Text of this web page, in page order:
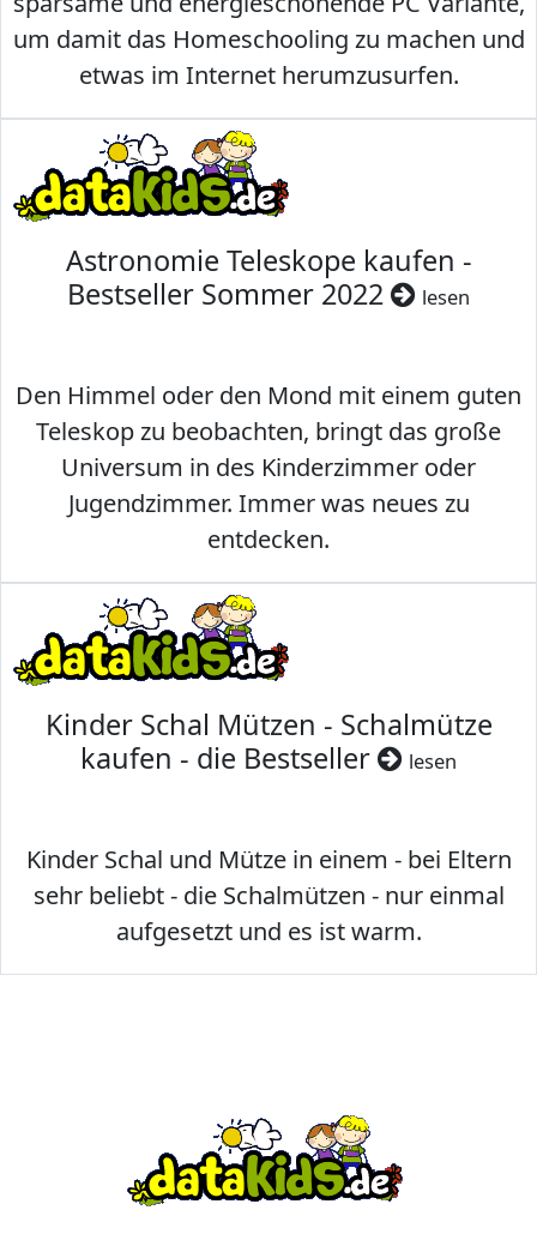
um damit das Homeschooling zu machen und
etwas im Internet herumzusurfen.
Astronomie Teleskope kaufen -
Bestseller Sommer 2022
lesen
Den Himmel oder den Mond mit einem guten
Teleskop zu beobachten, bringt das große
Universum in des Kinderzimmer oder
Jugendzimmer. Immer was neues zu
entdecken.
Kinder Schal Mützen - Schalmütze
kaufen - die Bestseller
lesen
Kinder Schal und Mütze in einem - bei Eltern
sehr beliebt - die Schalmützen - nur einmal
aufgesetzt und es ist warm.